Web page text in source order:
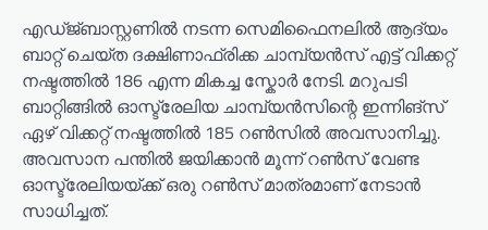
എഡ്ജ്ബാസ്റ്റണിൽ നടന്ന സെമിഫൈനലിൽ ആദ്യം
ബാറ്റ് ചെയ്ത ദക്ഷിണാഫ്രിക്ക ചാമ്പ്യൻസ് എട്ട് വിക്കറ്റ്
നഷ്ടത്തിൽ 186 എന്ന മികച്ച സ്കോർ നേടി. മറുപടി
ബാറ്റിങ്ങിൽ ഓസ്ട്രേലിയ ചാമ്പ്യൻസിന്റെ ഇന്നിങ്സ്
ഏഴ് വിക്കറ്റ് നഷ്ടത്തിൽ 185 റൺസിൽ അവസാനിച്ചു.
അവസാന പന്തിൽ ജയിക്കാൻ മൂന്ന് റൺസ് വേണ്ട
ഓസ്ട്രേലിയയ്ക്ക് ഒരു റൺസ് മാത്രമാണ് നേടാൻ
സാധിച്ചത്.